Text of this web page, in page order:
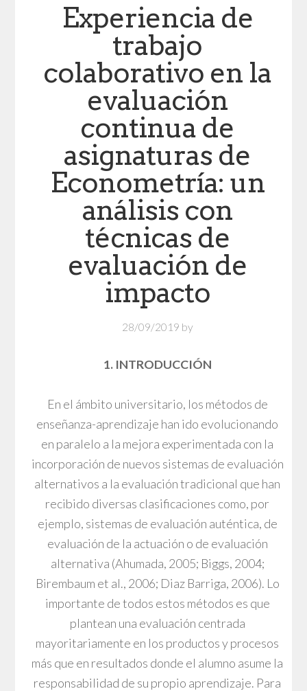
Experiencia de
trabajo
colaborativo en la
evaluación
continua de
asignaturas de
Econometría: un
análisis con
técnicas de
evaluación de
impacto
28/09/2019 by
1. INTRODUCCIÓN
En el ámbito universitario, los métodos de
enseñanza-aprendizaje han ido evolucionando
en paralelo a la mejora experimentada con la
incorporación de nuevos sistemas de evaluación
alternativos a la evaluación tradicional que han
recibido diversas clasificaciones como, por
ejemplo, sistemas de evaluación auténtica, de
evaluación de la actuación o de evaluación
alternativa (Ahumada, 2005; Biggs, 2004;
Birembaum et al., 2006; Diaz Barriga, 2006). Lo
importante de todos estos métodos es que
plantean una evaluación centrada
mayoritariamente en los productos y procesos
más que en resultados donde el alumno asume la
responsabilidad de su propio aprendizaje. Para